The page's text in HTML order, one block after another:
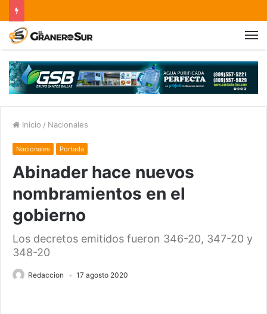
Inicio / Nacionales
Nacionales Portada
Abinader hace nuevos
nombramientos en el
gobierno
Los decretos emitidos fueron 346-20, 347-20 y
348-20
Redaccion 17 agosto 2020